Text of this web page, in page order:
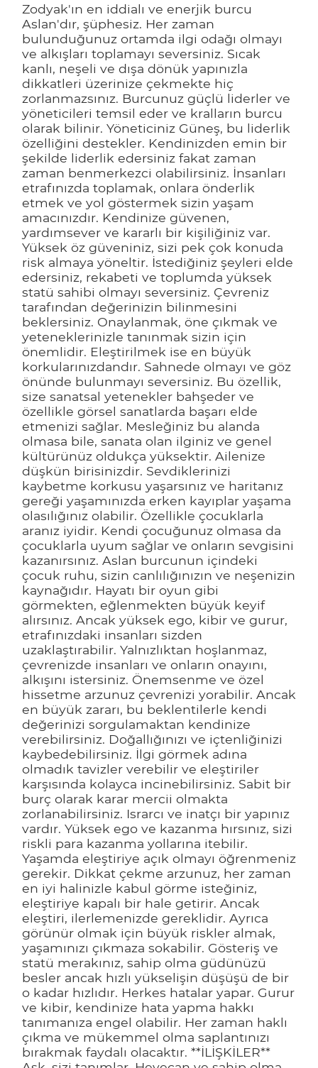
Zodyak'ın en iddialı ve enerjik burcu
Aslan'dır, şüphesiz. Her zaman
bulunduğunuz ortamda ilgi odağı olmayı
ve alkışları toplamayı seversiniz. Sıcak
kanlı, neşeli ve dışa dönük yapınızla
dikkatleri üzerinize çekmekte hiç
zorlanmazsınız. Burcunuz güçlü liderler ve
yöneticileri temsil eder ve kralların burcu
olarak bilinir. Yöneticiniz Güneş, bu liderlik
özelliğini destekler. Kendinizden emin bir
şekilde liderlik edersiniz fakat zaman
zaman benmerkezci olabilirsiniz. İnsanları
etrafınızda toplamak, onlara önderlik
etmek ve yol göstermek sizin yaşam
amacınızdır. Kendinize güvenen,
yardımsever ve kararlı bir kişiliğiniz var.
Yüksek öz güveniniz, sizi pek çok konuda
risk almaya yöneltir. İstediğiniz şeyleri elde
edersiniz, rekabeti ve toplumda yüksek
statü sahibi olmayı seversiniz. Çevreniz
tarafından değerinizin bilinmesini
beklersiniz. Onaylanmak, öne çıkmak ve
yeteneklerinizle tanınmak sizin için
önemlidir. Eleştirilmek ise en büyük
korkularınızdandır. Sahnede olmayı ve göz
önünde bulunmayı seversiniz. Bu özellik,
size sanatsal yetenekler bahşeder ve
özellikle görsel sanatlarda başarı elde
etmenizi sağlar. Mesleğiniz bu alanda
olmasa bile, sanata olan ilginiz ve genel
kültürünüz oldukça yüksektir. Ailenize
düşkün birisinizdir. Sevdiklerinizi
kaybetme korkusu yaşarsınız ve haritanız
gereği yaşamınızda erken kayıplar yaşama
olasılığınız olabilir. Özellikle çocuklarla
aranız iyidir. Kendi çocuğunuz olmasa da
çocuklarla uyum sağlar ve onların sevgisini
kazanırsınız. Aslan burcunun içindeki
çocuk ruhu, sizin canlılığınızın ve neşenizin
kaynağıdır. Hayatı bir oyun gibi
görmekten, eğlenmekten büyük keyif
alırsınız. Ancak yüksek ego, kibir ve gurur,
etrafınızdaki insanları sizden
uzaklaştırabilir. Yalnızlıktan hoşlanmaz,
çevrenizde insanları ve onların onayını,
alkışını istersiniz. Önemsenme ve özel
hissetme arzunuz çevrenizi yorabilir. Ancak
en büyük zararı, bu beklentilerle kendi
değerinizi sorgulamaktan kendinize
verebilirsiniz. Doğallığınızı ve içtenliğinizi
kaybedebilirsiniz. İlgi görmek adına
olmadık tavizler verebilir ve eleştiriler
karşısında kolayca incinebilirsiniz. Sabit bir
burç olarak karar mercii olmakta
zorlanabilirsiniz. Israrcı ve inatçı bir yapınız
vardır. Yüksek ego ve kazanma hırsınız, sizi
riskli para kazanma yollarına itebilir.
Yaşamda eleştiriye açık olmayı öğrenmeniz
gerekir. Dikkat çekme arzunuz, her zaman
en iyi halinizle kabul görme isteğiniz,
eleştiriye kapalı bir hale getirir. Ancak
eleştiri, ilerlemenizde gereklidir. Ayrıca
görünür olmak için büyük riskler almak,
yaşamınızı çıkmaza sokabilir. Gösteriş ve
statü merakınız, sahip olma güdünüzü
besler ancak hızlı yükselişin düşüşü de bir
o kadar hızlıdır. Herkes hatalar yapar. Gurur
ve kibir, kendinize hata yapma hakkı
tanımanıza engel olabilir. Her zaman haklı
çıkma ve mükemmel olma saplantınızı
bırakmak faydalı olacaktır. **İLİŞKİLER**